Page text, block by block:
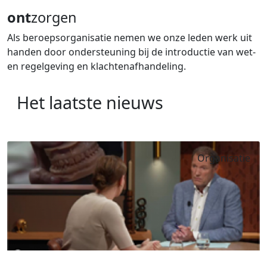
ontzorgen
Als beroepsorganisatie nemen we onze leden werk uit
handen door ondersteuning bij de introductie van wet-
en regelgeving en klachtenafhandeling.
Het laatste nieuws
Organisatie